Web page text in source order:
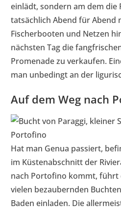
einlädt, sondern am dem die
tatsächlich Abend für Abend
Fischerbooten und Netzen
nächsten Tag die
Promenade zu verkaufen.
man unbedingt an der
Auf dem Weg nach
Hat man Genua passiert,
im Küstenabschnitt der
nach Portofino kommt, führt
vielen bezaubernden
Baden einladen. Die